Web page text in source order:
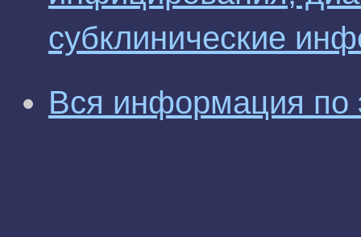
субклинические
Вся информация по